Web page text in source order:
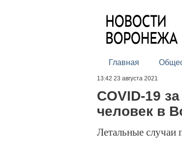
Главная
13:42 23 августа 2021
COVID-19
человек в
Летальные